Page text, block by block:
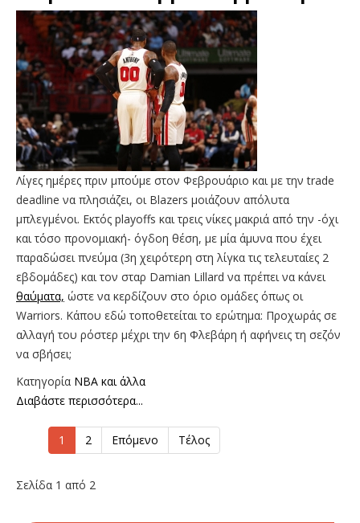
Λίγες ημέρες πριν μπούμε στον Φεβρουάριο και με την trade
deadline να πλησιάζει, οι Blazers μοιάζουν απόλυτα
μπλεγμένοι. Εκτός playoffs και τρεις νίκες μακριά από την -όχι
και τόσο προνομιακή- όγδοη θέση, με μία άμυνα που έχει
παραδώσει πνεύμα (3η χειρότερη στη λίγκα τις τελευταίες 2
εβδομάδες) και τον σταρ Damian Lillard να πρέπει να κάνει
θαύματα, ώστε να κερδίζουν στο όριο ομάδες όπως οι
Warriors. Κάπου εδώ τοποθετείται το ερώτημα: Προχωράς σε
αλλαγή του ρόστερ μέχρι την 6η Φλεβάρη ή αφήνεις τη σεζόν
να σβήσει;
Κατηγορία NBA και άλλα
Διαβάστε περισσότερα...
1 2 Επόμενο Τέλος
Σελίδα 1 από 2